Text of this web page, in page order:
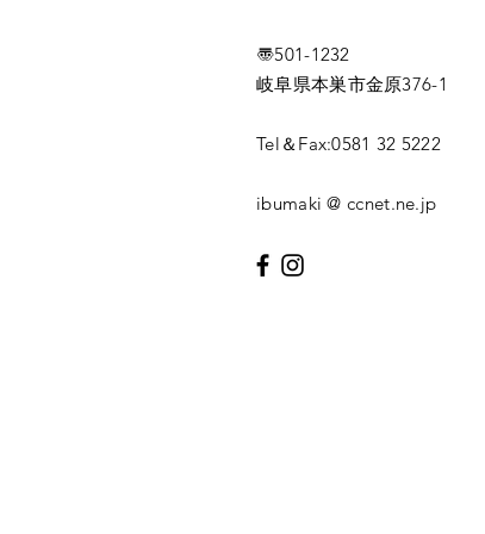
〠501-1232
岐阜県本巣市金原376-1
Tel＆ Fax:0581 32 5222
ibumaki @ ccnet.ne.jp